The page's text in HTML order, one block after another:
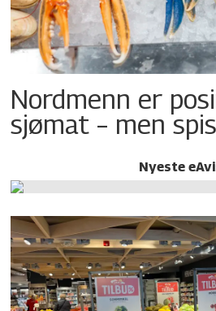
Nordmenn er
sjømat – men
Nyeste